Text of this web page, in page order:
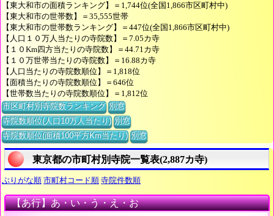
【東大和市の面積ランキング】＝1,744位(全国1,866市区町村中)
【東大和市の世帯数】＝35,555世帯
【東大和市の世帯数ランキング】＝447位(全国1,866市区町村中)
【人口１０万人当たりの寺院数】＝7.05カ寺
【１０Km四方当たりの寺院数】＝44.71カ寺
【１０万世帯当たりの寺院数】＝16.88カ寺
【人口当たりの寺院数順位】＝1,818位
【面積当たりの寺院数順位】＝646位
【世帯数当たりの寺院数順位】＝1,812位
市区町村別寺院数ランキング 別窓
寺院数順位(人口10万人当たり) 別窓
寺院数順位(面積100平方Km当たり) 別窓
東京都の市町村別寺院一覧表(2,887カ寺)
ぶりがな順 市町村コード順 寺院件数順
【あ行】あ・い・う・え・お